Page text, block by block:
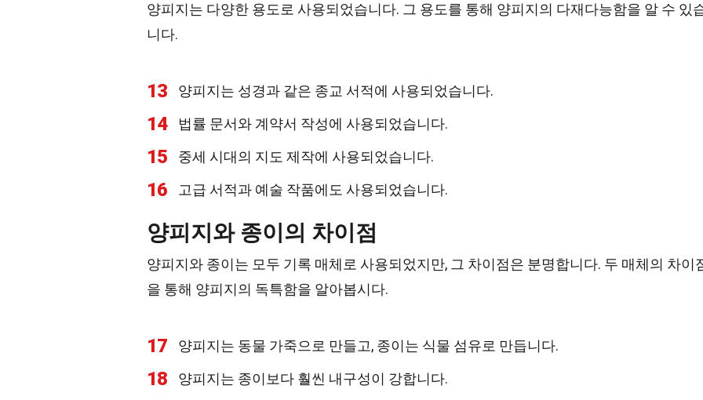
양피지는 다양한 용도로 사용되었습니다. 그 용도를 통해 양피지의 다재다능함을 알 수 있
니다.
13 양피지는 성경과 같은 종교 서적에 사용되었습니다.
14 법률 문서와 계약서 작성에 사용되었습니다.
15 중세 시대의 지도 제작에 사용되었습니다.
16 고급 서적과 예술 작품에도 사용되었습니다.
양피지와 종이의 차이점
양피지와 종이는 모두 기록 매체로 사용되었지만, 그 차이점은 분명합니다. 두 매체의 차이
을 통해 양피지의 독특함을 알아봅시다.
17 양피지는 동물 가죽으로 만들고, 종이는 식물 섬유로 만듭니다.
18 양피지는 종이보다 훨씬 내구성이 강합니다.